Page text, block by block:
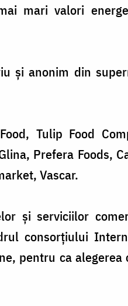
mari valori
și anonim din
Tulip Food
Prefera Foods,
Vascar.
şi serviciilor
consorţiului
pentru ca